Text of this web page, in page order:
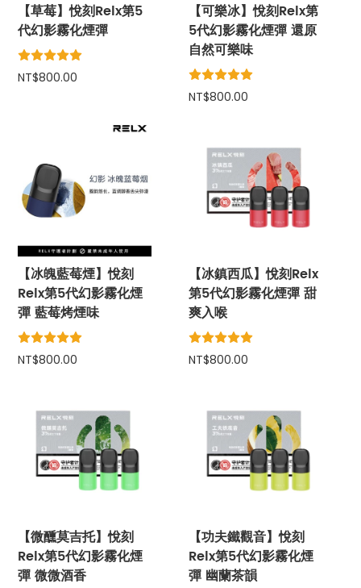
【草莓】悅刻Relx第5
代幻影霧化煙彈
NT$800.00
【可樂冰】悅刻Relx第
5代幻影霧化煙彈 還原
自然可樂味
NT$800.00
【冰魄藍莓煙】悅刻
Relx第5代幻影霧化煙
彈 藍莓烤煙味
NT$800.00
【冰鎮西瓜】悅刻Relx
第5代幻影霧化煙彈 甜
爽入喉
NT$800.00
【微醺莫吉托】悅刻
Relx第5代幻影霧化煙
彈 微微酒香
【功夫鐵觀音】悅刻
Relx第5代幻影霧化煙
彈 幽蘭茶韻